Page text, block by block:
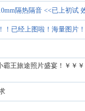
隔热隔音 <<已上初试
！已经上图啦！海量图片！
霸王旅途照片盛宴！￥￥